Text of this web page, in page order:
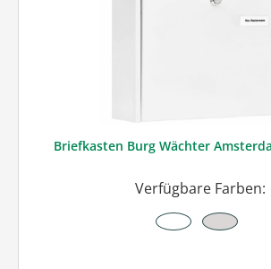
Briefkasten Burg Wächter
Verfügbare Farben: